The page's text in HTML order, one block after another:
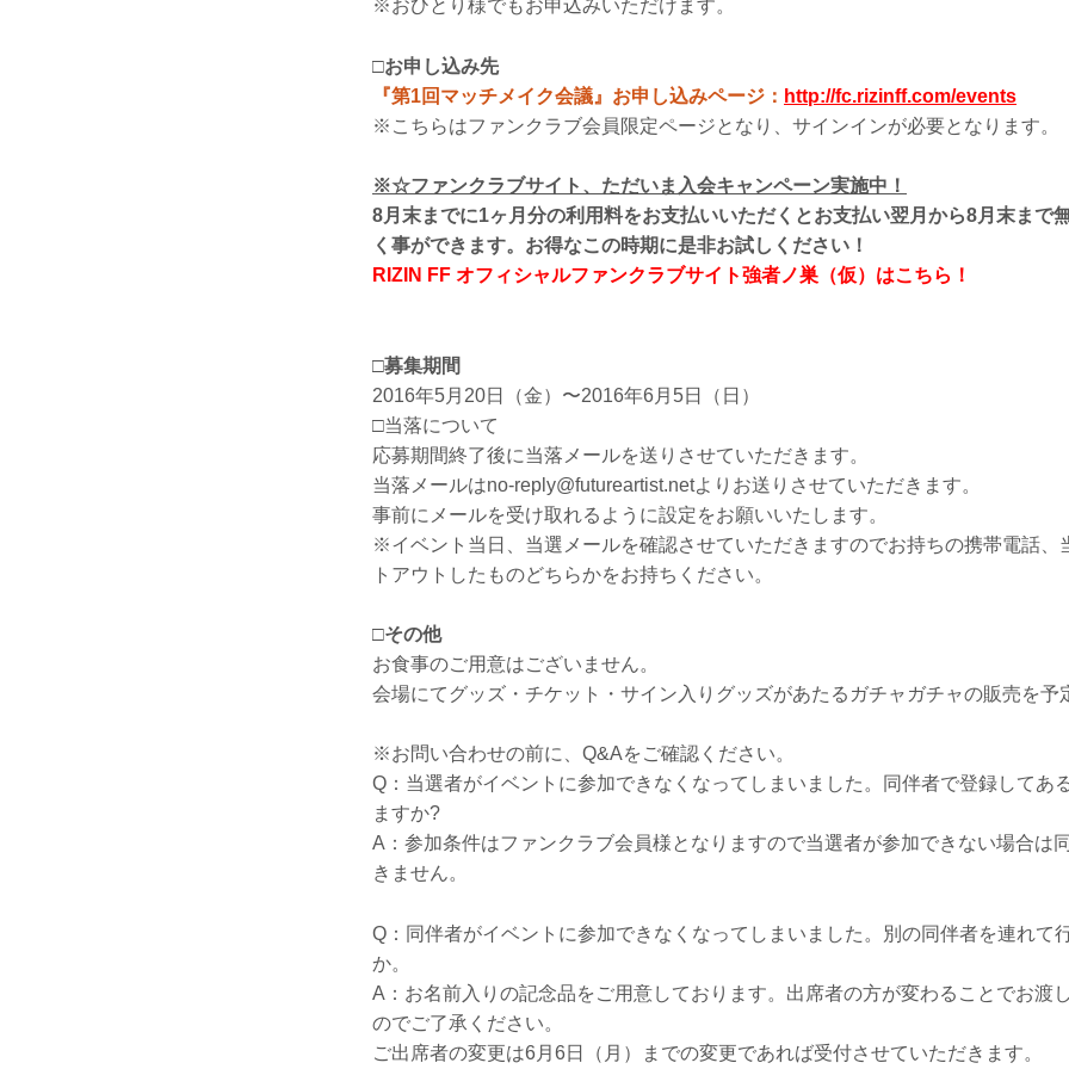
※おひとり様でもお申込みいただけます。
□お申し込み先
『第1回マッチメイク会議』お申し込みページ： http://fc.rizinff.com/events
※こちらはファンクラブ会員限定ページとなり、サインインが必要となります。
※☆ファンクラブサイト、ただいま入会キャンペーン実施中！
8月末までに1ヶ月分の利用料をお支払いいただくとお支払い翌月から8月末まで
く事ができます。お得なこの時期に是非お試しください！
RIZIN FF オフィシャルファンクラブサイト強者ノ巣（仮）はこちら！
□募集期間
2016年5月20日（金）〜2016年6月5日（日）
□当落について
応募期間終了後に当落メールを送りさせていただきます。
当落メールはno-reply@futureartist.netよりお送りさせていただきます。
事前にメールを受け取れるように設定をお願いいたします。
※イベント当日、当選メールを確認させていただきますのでお持ちの携帯電話、
トアウトしたものどちらかをお持ちください。
□その他
お食事のご用意はございません。
会場にてグッズ・チケット・サイン入りグッズがあたるガチャガチャの販売を予
※お問い合わせの前に、Q&Aをご確認ください。
Q：当選者がイベントに参加できなくなってしまいました。同伴者で登録してあ
ますか?
A：参加条件はファンクラブ会員様となりますので当選者が参加できない場合は
きません。
Q：同伴者がイベントに参加できなくなってしまいました。別の同伴者を連れて
か。
A：お名前入りの記念品をご用意しております。出席者の方が変わることでお渡
のでご了承ください。
ご出席者の変更は6月6日（月）までの変更であれば受付させていただきます。